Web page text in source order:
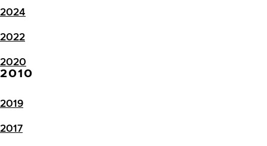
2024
2022
2020
2010
2019
2017